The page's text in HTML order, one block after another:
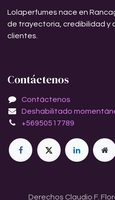
Lolaperfumes nace en
de trayectoria, credibilidad y
clientes.
Contáctenos
Contáctenos
Deshabilitado
+56950517789
Derechos Claudio F.